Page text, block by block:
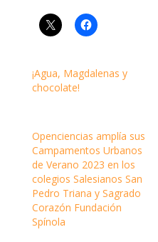
¡Agua, Magdalenas y
chocolate!
Openciencias amplía sus
Campamentos Urbanos
de Verano 2023 en los
colegios Salesianos San
Pedro Triana y Sagrado
Corazón Fundación
Spínola